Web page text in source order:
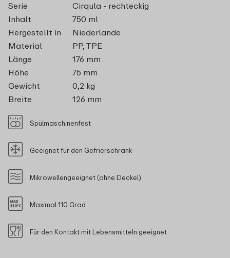
Serie
Cirqula - rechteckig
Inhalt
750 ml
Hergestellt in
Niederlande
Material
PP, TPE
Länge
176 mm
Höhe
75 mm
Gewicht
0,2 kg
Breite
126 mm
Spülmaschinenfest
Geeignet für den Gefrierschrank
Mikrowellengeeignet (ohne Deckel)
Maximal 110 Grad
Für den Kontakt mit Lebensmitteln geeignet